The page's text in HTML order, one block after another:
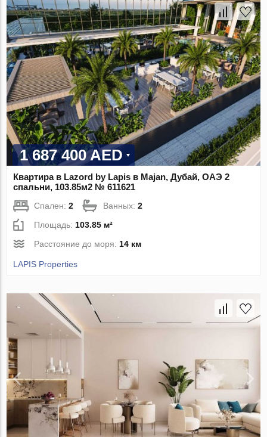
1 687 400 AED
Квартира в Lazord by Lapis в Majan, Дубай, ОАЭ 2
спальни, 103.85м2 № 611621
Спален:2 Ванных:2
Площадь: 103.85 м²
Расстояние до моря: 14 км
LAPIS Properties